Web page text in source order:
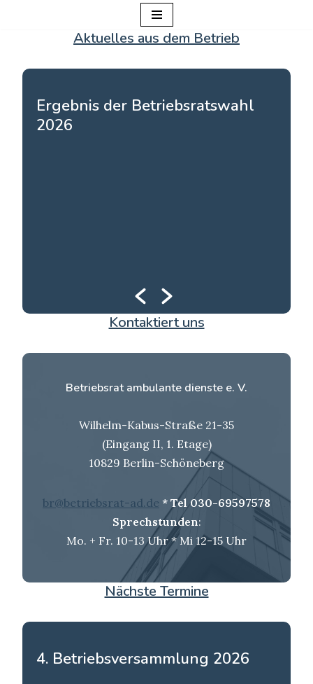
springen
Aktuelles aus dem Betrieb
Ergebnis der Betriebsratswahl
2026
Kontaktiert uns
Betriebsrat ambulante dienste e. V.
Wilhelm-Kabus-Straße 21-35
(Eingang II, 1. Etage)
10829 Berlin-Schöneberg
br@betriebsrat-ad.de * Tel 030-69597578
Sprechstunden:
Mo. + Fr. 10-13 Uhr * Mi 12-15 Uhr
Nächste Termine
4. Betriebsversammlung 2026